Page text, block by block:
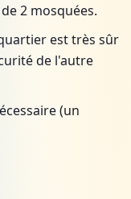
2 mosquées.
est très sûr
de l'autre
(un